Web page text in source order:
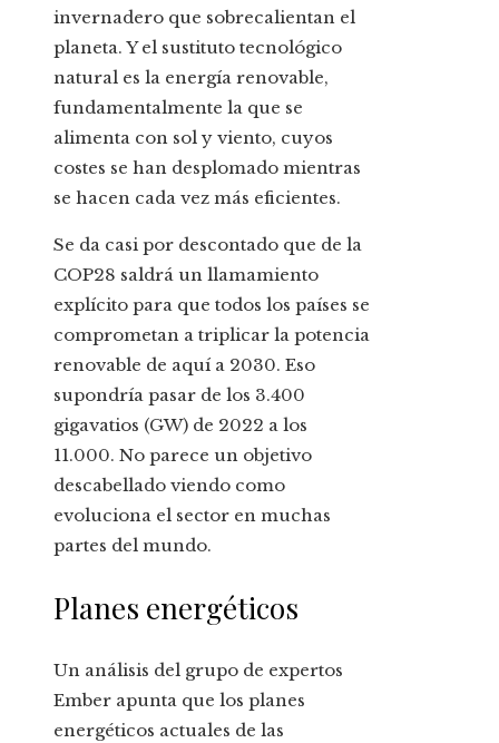
invernadero que sobrecalientan el
planeta. Y el sustituto tecnológico
natural es la energía renovable,
fundamentalmente la que se
alimenta con sol y viento, cuyos
costes se han desplomado mientras
se hacen cada vez más eficientes.
Se da casi por descontado que de la
COP28 saldrá un llamamiento
explícito para que todos los países se
comprometan a triplicar la potencia
renovable de aquí a 2030. Eso
supondría pasar de los 3.400
gigavatios (GW) de 2022 a los
11.000. No parece un objetivo
descabellado viendo como
evoluciona el sector en muchas
partes del mundo.
Planes energéticos
Un análisis del grupo de expertos
Ember apunta que los planes
energéticos actuales de las